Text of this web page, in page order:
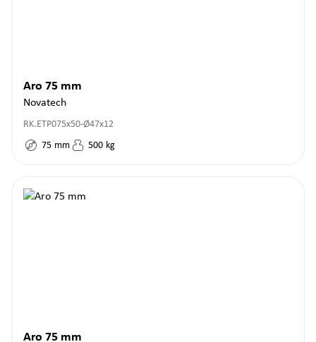
Aro 75 mm
Novatech
RK.ETP075x50-Ø47x12
75 mm 500 kg
Aro 75 mm